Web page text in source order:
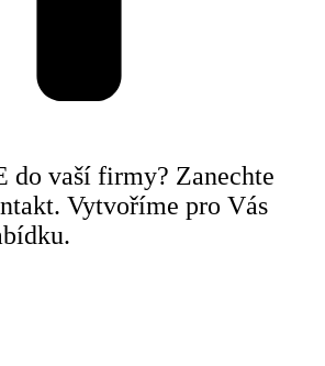
do vaší firmy? Zanechte
Vytvoříme pro Vás